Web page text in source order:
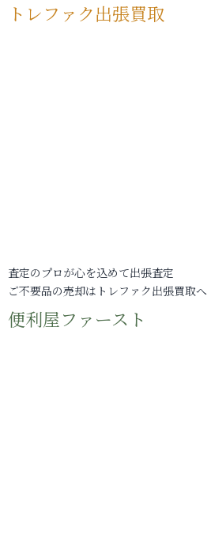
トレファク出張買取
査定のプロが心を込めて出張査定
ご不要品の売却はトレファク出張買取へ
便利屋ファースト